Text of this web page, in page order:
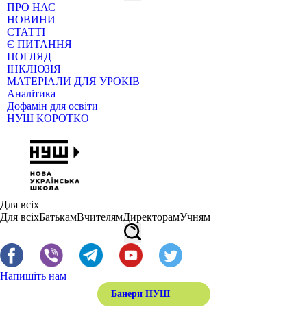
ПРО НАС
НОВИНИ
СТАТТІ
Є ПИТАННЯ
ПОГЛЯД
ІНКЛЮЗІЯ
МАТЕРІАЛИ ДЛЯ УРОКІВ
Аналітика
Дофамін для освіти
НУШ КОРОТКО
Для всіх
Для всіхБатькамВчителямДиректорамУчням
Напишіть нам
Банери НУШ